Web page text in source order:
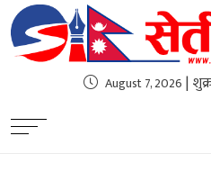
August 7, 2026 |